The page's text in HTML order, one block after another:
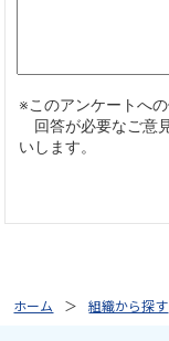
ホーム 組織から探す